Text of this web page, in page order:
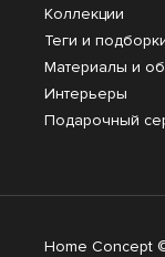
Коллекции
Теги и
Материалы и
Интерьеры
Подарочный
Home Concept